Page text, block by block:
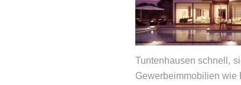
Tuntenhausen schnell,
Gewerbeimmobilien wie